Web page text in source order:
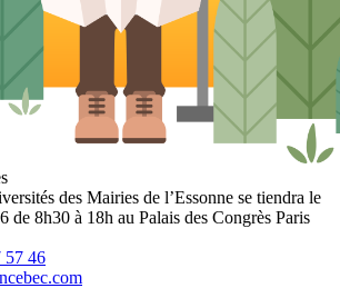
des Mairies de l’Essonne se tiendra le
de 8h30 à 18h au Palais des Congrès Paris
57 46